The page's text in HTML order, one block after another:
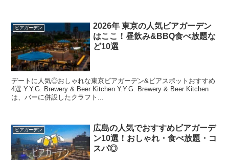
ビアガーデン
2026年 東京の人気ビアガーデン
はここ！昼飲み&BBQ食べ放題な
ど10選
デートに人気◎おしゃれな東京ビアガーデン&ビアスポットおすすめ
4選 Y.Y.G. Brewery & Beer Kitchen Y.Y.G. Brewery & Beer Kitchen
は、バーに併設したクラフト...
ビアガーデン
広島の人気でおすすめビアガーデ
ン10選！おしゃれ・食べ放題・コ
スパ◎